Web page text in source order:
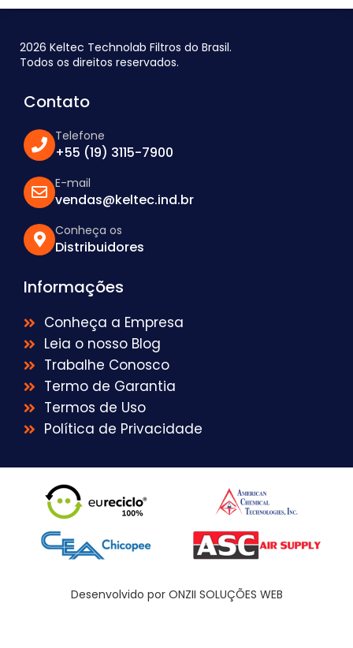
2026 Keltec Technolab Filtros do Brasil.
Todos os direitos reservados.
Contato
Telefone
+55 (19) 3115-7900
E-mail
vendas@keltec.ind.br
Conheça os
Distribuidores
Informações
Conheça a Empresa
Leia o nosso Blog
Trabalhe Conosco
Termo de Garantia
Termos de Uso
Política de Privacidade
Desenvolvido por ONZII SOLUÇÕES WEB